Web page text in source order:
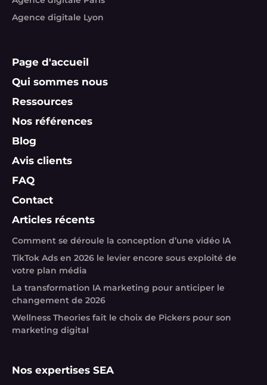
Agence digitale Lyon
Page d'accueil
Qui sommes nous
Ressources
Nos références
Blog
Avis clients
FAQ
Contact
Articles récents
Comment se déroule la conception d’une vidéo IA
TikTok Ads en 2026 le levier encore sous exploité de
votre plan média
La transformation IA marketing pour anticiper le
changement de 2026
Wellness Theories fait le choix de Pickers pour son
marketing digital
Nos expertises SEA